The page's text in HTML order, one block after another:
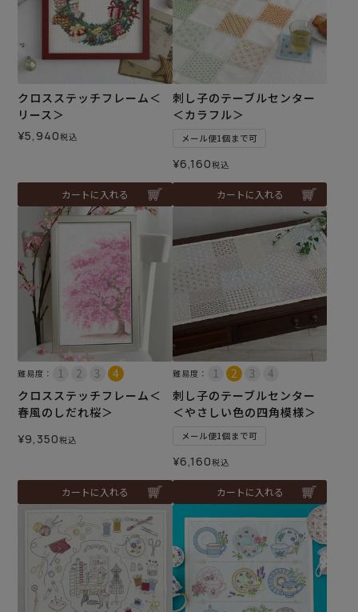
クロスステッチフレーム＜
リース＞
¥5,940税込
カートに入れる
刺し子のテーブルセンター
＜カラフル＞
メール便1個まで可
¥6,160税込
カートに入れる
難易度：
クロスステッチフレーム＜
春風のしだれ桜＞
¥9,350税込
カートに入れる
難易度：
刺し子のテーブルセンター
＜やさしい色の四角模様＞
メール便1個まで可
¥6,160税込
カートに入れる